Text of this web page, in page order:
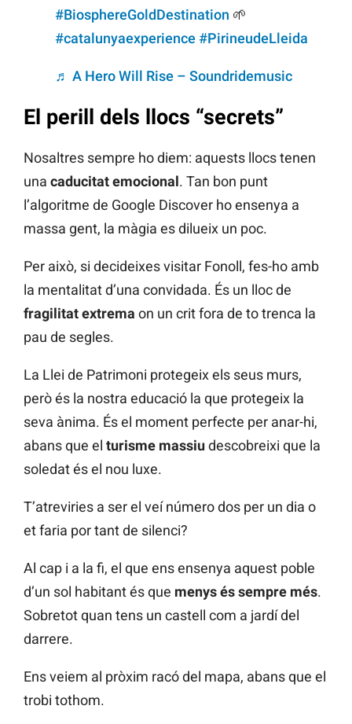
#BiosphereGoldDestination 🌱
#catalunyaexperience #PirineudeLleida
♬ A Hero Will Rise – Soundridemusic
El perill dels llocs “secrets”
Nosaltres sempre ho diem: aquests llocs tenen
una caducitat emocional. Tan bon punt
l’algoritme de Google Discover ho ensenya a
massa gent, la màgia es dilueix un poc.
Per això, si decideixes visitar Fonoll, fes-ho amb
la mentalitat d’una convidada. És un lloc de
fragilitat extrema on un crit fora de to trenca la
pau de segles.
La Llei de Patrimoni protegeix els seus murs,
però és la nostra educació la que protegeix la
seva ànima. És el moment perfecte per anar-hi,
abans que el turisme massiudescobreixi que la
soledat és el nou luxe.
T’atreviries a ser el veí número dos per un dia o
et faria por tant de silenci?
Al cap i a la fi, el que ens ensenya aquest poble
d’un sol habitant és que menys és sempre més.
Sobretot quan tens un castell com a jardí del
darrere.
Ens veiem al pròxim racó del mapa, abans que el
trobi tothom.